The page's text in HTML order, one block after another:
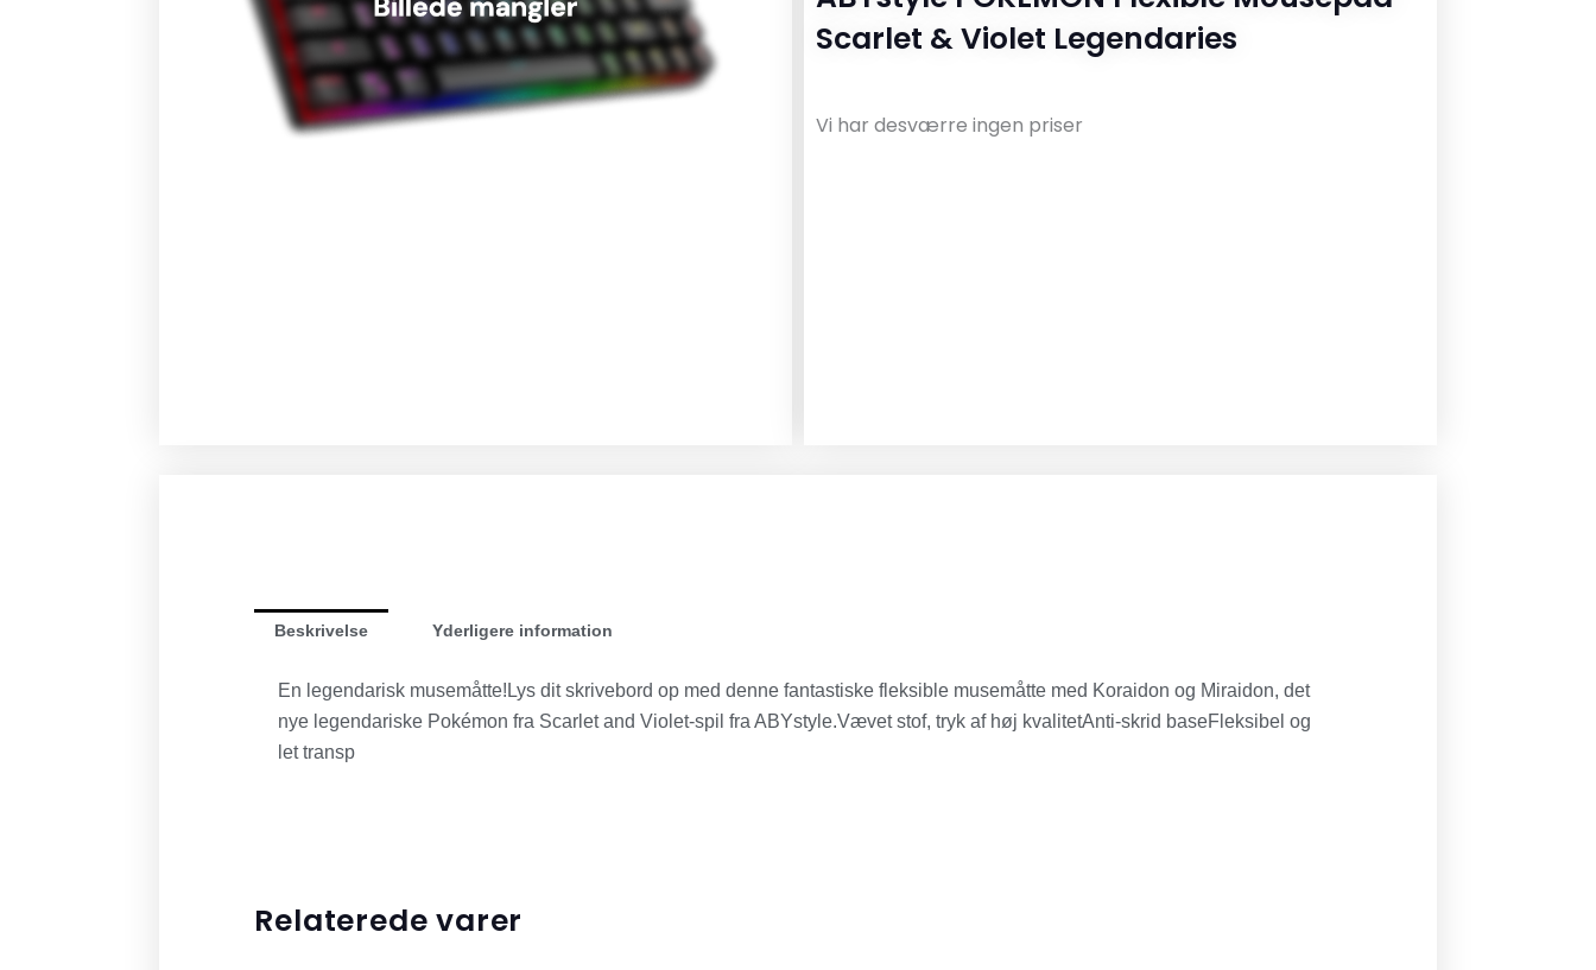
Scarlet & Violet Legendaries
Vi har desværre ingen priser
Beskrivelse Yderligere information
En legendarisk musemåtte!Lys dit skrivebord op med denne fantastiske fleksible musemåtte med Koraidon og Miraidon, det
nye legendariske Pokémon fra Scarlet and Violet-spil fra ABYstyle.Vævet stof, tryk af høj kvalitetAnti-skrid baseFleksibel og
let transp
Relaterede varer